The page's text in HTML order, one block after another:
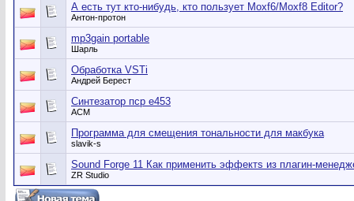
А есть тут кто-нибудь, кто пользует Moxf6/Moxf8 Editor?
Антон-протон
mp3gain portable
Шарль
Обработка VSTi
Андрей Берест
Синтезатор пср е453
АСМ
Программа для смещения тональности для макбука
slavik-s
Sound Forge 11 Как применить эффектs из плагин-
ZR Studio